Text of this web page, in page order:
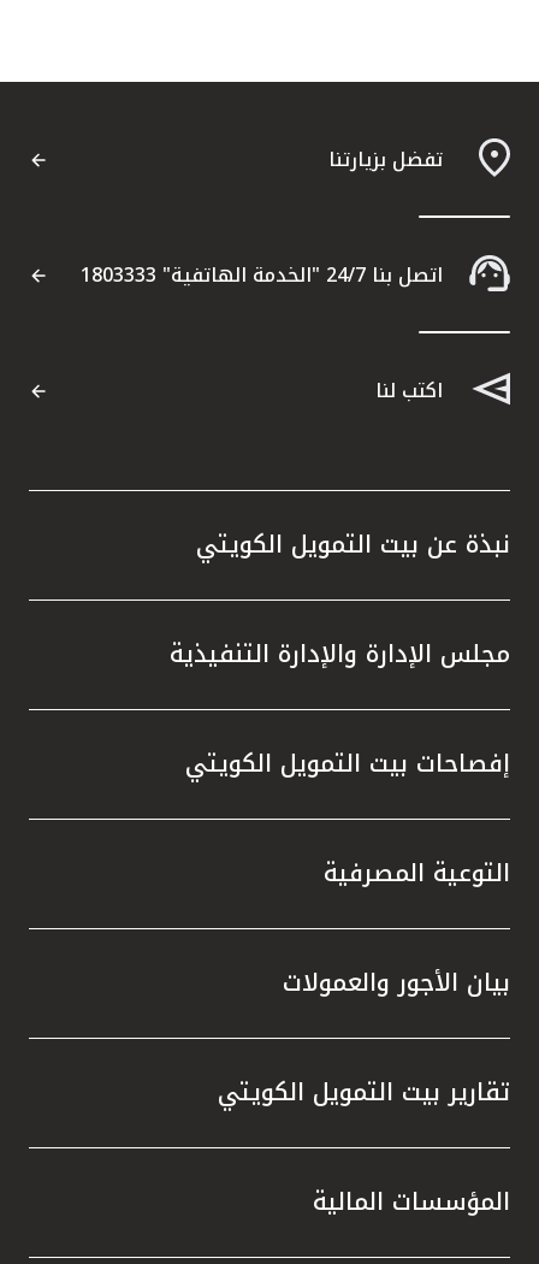
تفضل بزيارتنا
اتصل بنا 24/7 "الخدمة الهاتفية" 1803333
اكتب لنا
نبذة عن بيت التمويل الكويتي
مجلس الإدارة والإدارة التنفيذية
إفصاحات بيت التمويل الكويتي
التوعية المصرفية
بيان الأجور والعمولات
تقارير بيت التمويل الكويتي
المؤسسات المالية